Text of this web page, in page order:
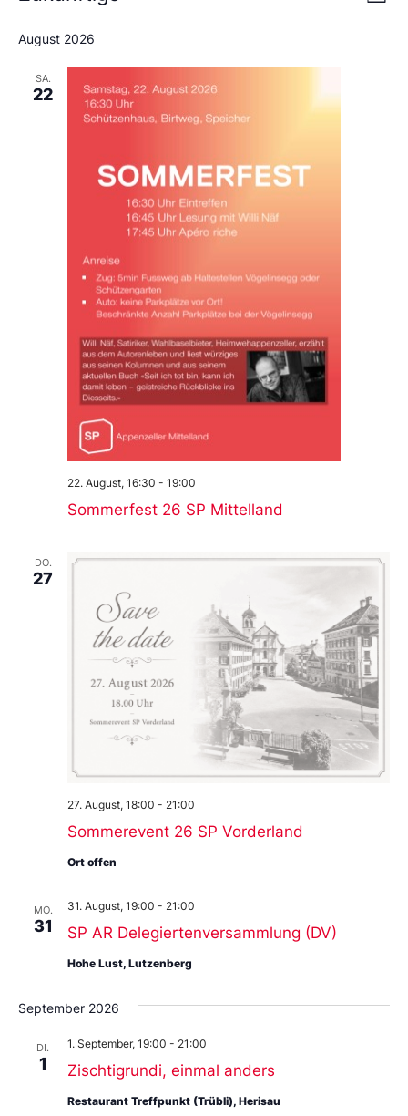
Sie
das
aus.
August 2026
SA.
22
Sommerfest 26 SP Mittelland
22. August, 16:30 - 19:00
DO.
27
Sommerevent 26 SP Vorderland
27. August, 18:00 - 21:00
Ort offen
MO.
31 SP AR Delegiertenversammlung (DV)
31. August, 19:00 - 21:00
Hohe Lust, Lutzenberg
September 2026
DI.
1 Zischtigrundi, einmal anders
1. September, 19:00 - 21:00
Restaurant Treffpunkt (Trübli), Herisau